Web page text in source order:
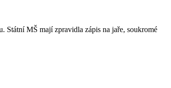
Státní MŠ mají zpravidla zápis na jaře, soukromé